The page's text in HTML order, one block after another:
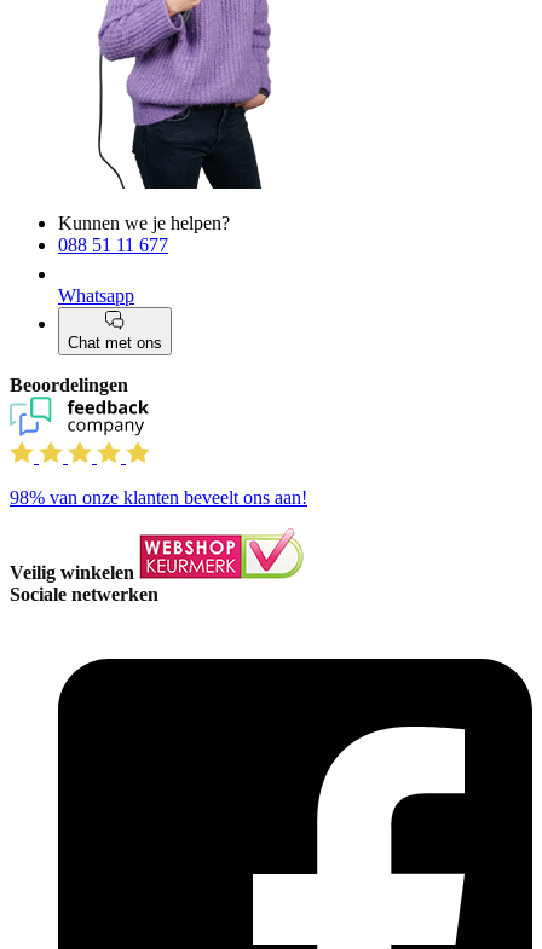
Kunnen we je helpen?
088 51 11 677
Whatsapp
Chat met ons
Beoordelingen
98% van onze klanten beveelt ons aan!
Veilig winkelen
Sociale netwerken